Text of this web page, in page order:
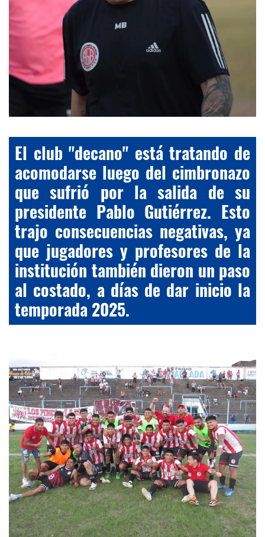
El club "decano" está tratando de
acomodarse luego del cimbronazo
que sufrió por la salida de su
presidente Pablo Gutiérrez. Esto
trajo consecuencias negativas, ya
que jugadores y profesores de la
institución también dieron un paso
al costado, a días de dar inicio la
temporada 2025.